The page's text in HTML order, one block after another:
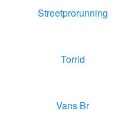
Streetprorunning
Torrid
Vans Br